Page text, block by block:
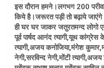
इस दौरान हमने।लगभग 200
किये है।जरूरत पड़ी तो बढ़ाये
ही घर घर जाकर जतुरतमन्द लोगो
पूर्व पार्षद आनंद त्यागी,यूथ कांग्रेस के
त्यागी,अजय कनोजिया,मंगेश
नेगी,सरविन्द नेगी,मोंटी